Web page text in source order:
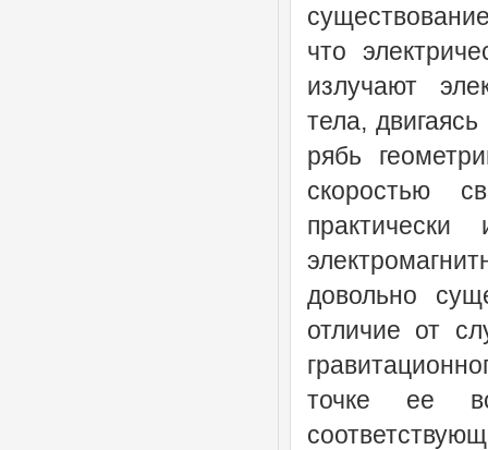
что
излучают
тела,
рябь
скоростью
довольно
отличие от
точке ее